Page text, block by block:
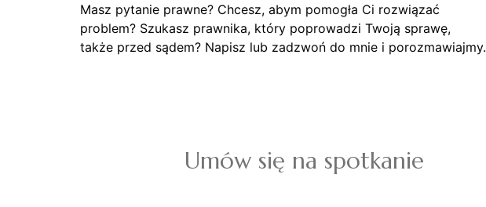
Masz pytanie prawne? Chcesz, abym pomogła Ci rozwiązać
problem? Szukasz prawnika, który poprowadzi Twoją sprawę,
także przed sądem? Napisz lub zadzwoń do mnie i porozmawiajmy.
Umów się na spotkanie